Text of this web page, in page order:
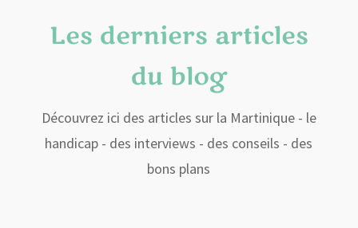
Les derniers articles
du blog
Découvrez ici des articles sur la Martinique - le
handicap - des interviews - des conseils - des
bons plans